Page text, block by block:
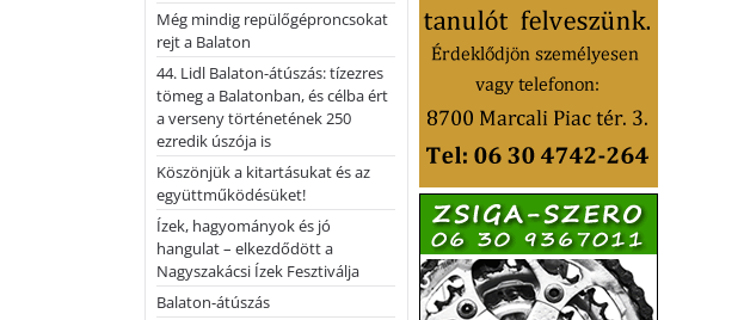
Még mindig repülőgéproncsokat
rejt a Balaton
44. Lidl Balaton-átúszás: tízezres
tömeg a Balatonban, és célba ért
a verseny történetének 250
ezredik úszója is
Köszönjük a kitartásukat és az
együttműködésüket!
Ízek, hagyományok és jó
hangulat – elkezdődött a
Nagyszakácsi Ízek Fesztiválja
Balaton-átúszás